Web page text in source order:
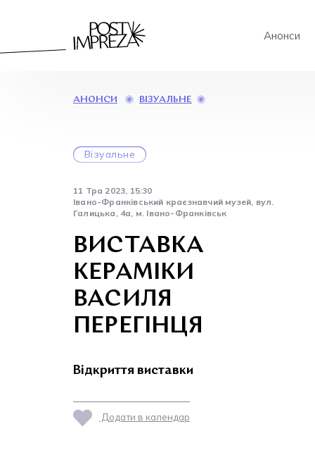
Анонси
АНОНСИ ВІЗУАЛЬНЕ
Візуальне
11 Тра 2023, 15:30
Івано-Франківський краєзнавчий музей, вул.
Галицька, 4а, м. Івано-Франківськ
ВИСТАВКА
КЕРАМІКИ
ВАСИЛЯ
ПЕРЕГІНЦЯ
Відкриття виставки
Додати в календар